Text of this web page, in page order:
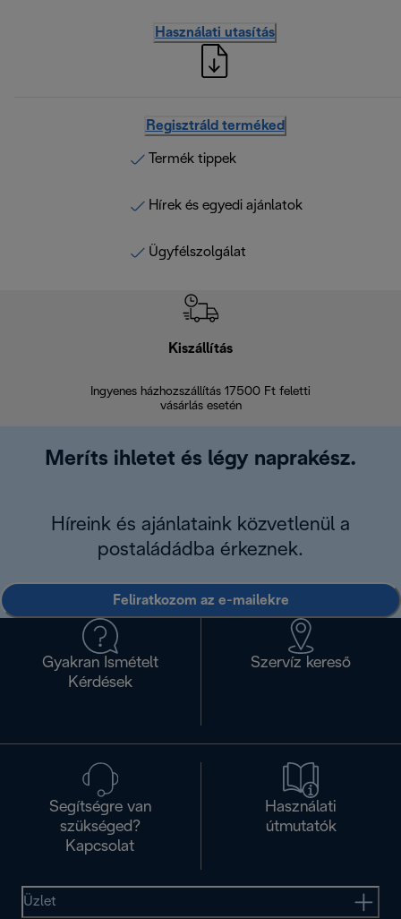
Használati utasítás
Regisztráld terméked
Termék tippek
Hírek és egyedi ajánlatok
Ügyfélszolgálat
Kiszállítás
Ingyenes házhozszállítás 17500 Ft feletti
vásárlás esetén
Meríts ihletet és légy naprakész.
Híreink és ajánlataink közvetlenül a
postaládádba érkeznek.
Feliratkozom az e-mailekre
Gyakran Ismételt
Kérdések
Szervíz kereső
Segítségre van
szükséged?
Kapcsolat
Használati
útmutatók
Üzlet